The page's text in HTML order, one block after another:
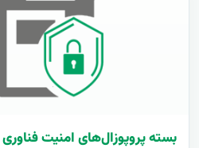
بسته پروپوزال‌های امنیت